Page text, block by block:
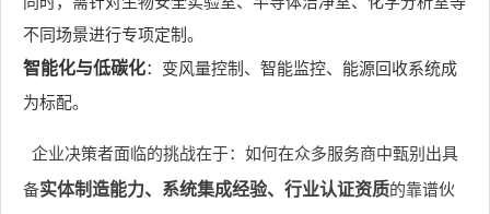
不同场景进行专项定制。
智能化与低碳化：变风量控制、智能监控、能源回收系统成
为标配。
企业决策者面临的挑战在于：如何在众多服务商中甄别出具
备实体制造能力、系统集成经验、行业认证资质的靠谱伙